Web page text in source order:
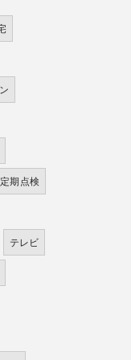
定期点検
テレビ